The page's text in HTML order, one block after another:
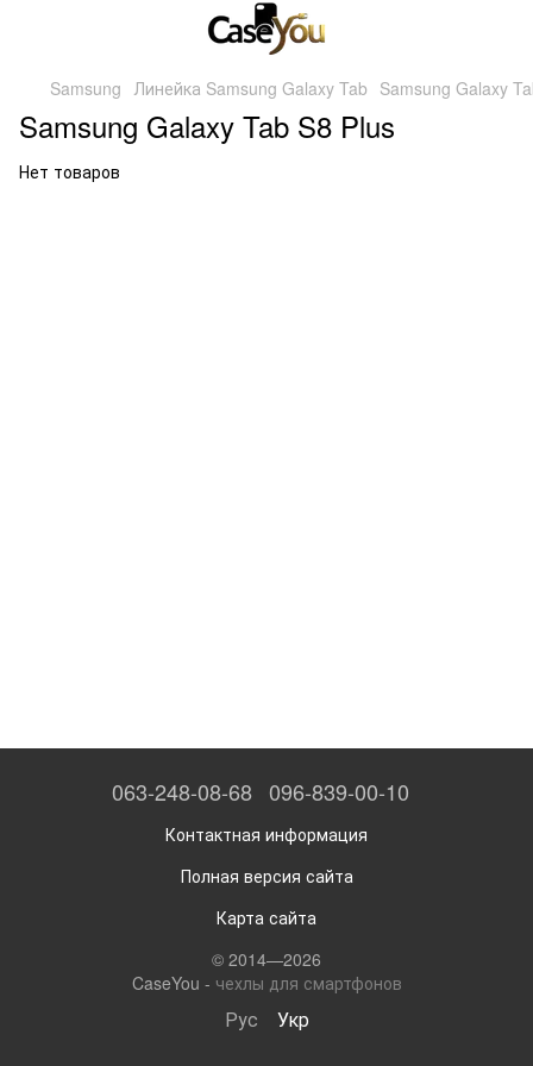
Samsung Линейка Samsung Galaxy Tab Samsung Galaxy
Samsung Galaxy Tab S8 Plus
Нет товаров
063-248-08-68 096-839-00-10
Контактная информация
Полная версия сайта
Карта сайта
© 2014—2026
CaseYou - чехлы для смартфонов
Рус Укр